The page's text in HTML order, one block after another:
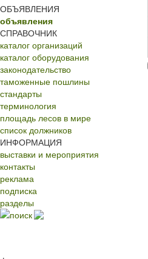
ОБЪЯВЛЕНИЯ
объявления
СПРАВОЧНИК
каталог организаций
каталог оборудования
законодательство
таможенные пошлины
стандарты
терминология
площадь лесов в мире
список должников
ИНФОРМАЦИЯ
выставки и мероприятия
контакты
реклама
подписка
разделы
поиск